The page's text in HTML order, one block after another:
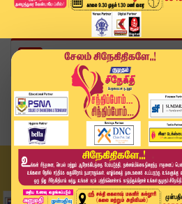
Home
தமிழ்நாடு
12 வயது சிறுவனைப் பிச்சை